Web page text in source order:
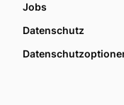
Jobs
Datenschutz